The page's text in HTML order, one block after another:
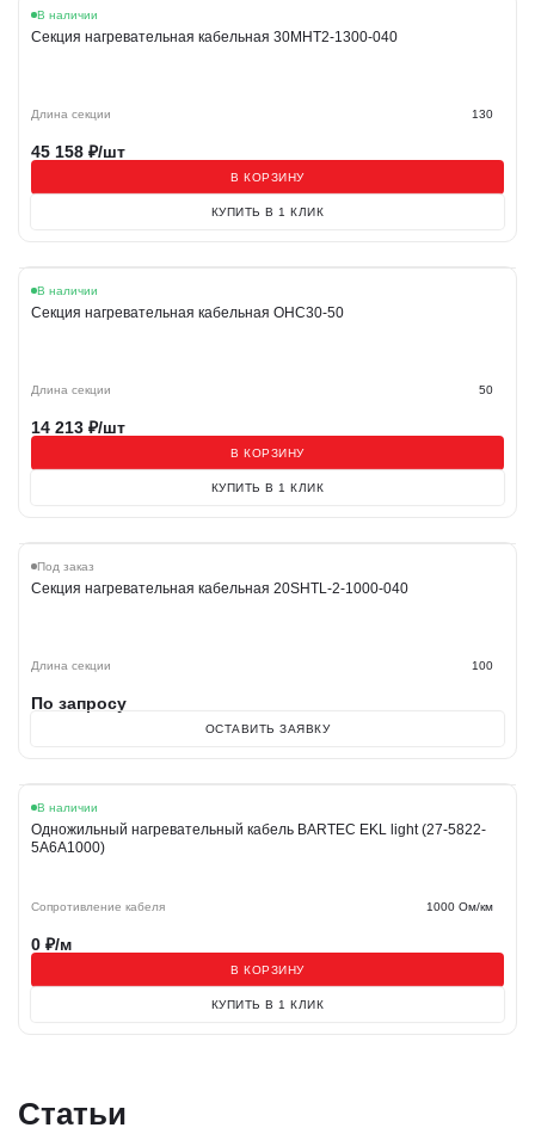
В наличии
Секция нагревательная кабельная 30МНТ2-1300-040
Длина секции 130
45 158 ₽/шт
В КОРЗИНУ
КУПИТЬ В 1 КЛИК
В наличии
Секция нагревательная кабельная OHC30-50
Длина секции 50
14 213 ₽/шт
В КОРЗИНУ
КУПИТЬ В 1 КЛИК
Под заказ
Секция нагревательная кабельная 20SHTL-2-1000-040
Длина секции 100
По запросу
ОСТАВИТЬ ЗАЯВКУ
В наличии
Одножильный нагревательный кабель BARTEC EKL light (27-5822-
5A6A1000)
Сопротивление кабеля 1000 Ом/км
0 ₽/м
В КОРЗИНУ
КУПИТЬ В 1 КЛИК
Статьи